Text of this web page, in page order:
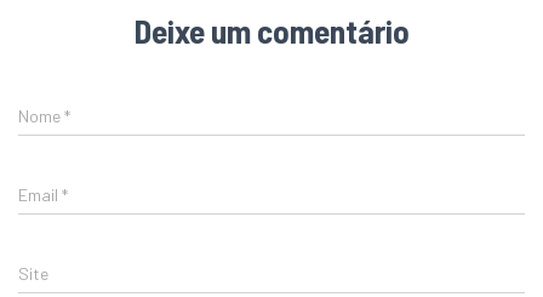
Deixe um comentário
Nome*
Email *
Site